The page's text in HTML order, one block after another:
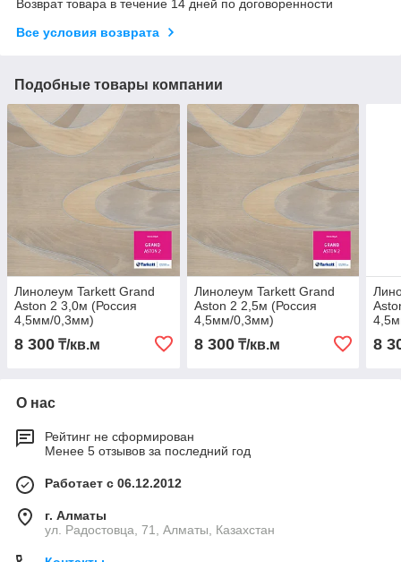
Возврат товара в течение 14 дней по договоренности
Все условия возврата
Подобные товары компании
Линолеум Tarkett Grand
Aston 2 3,0м (Россия
4,5мм/0,3мм)
8 300 ₸/кв.м
Линолеум Tarkett Grand
Aston 2 2,5м (Россия
4,5мм/0,3мм)
8 300₸/кв.м 8
О нас
Рейтинг не сформирован
Менее 5 отзывов за последний год
Работает с 06.12.2012
г. Алматы
ул. Радостовца, 71, Алматы, Казахстан